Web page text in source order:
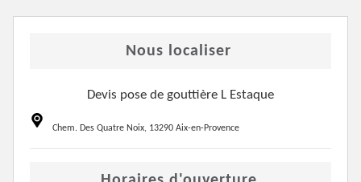
Nous localiser
Devis pose de gouttière L Estaque
Chem. Des Quatre Noix, 13290 Aix-en-Provence